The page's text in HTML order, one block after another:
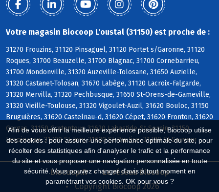
Afin de vous offrir la meilleure expérience possible, Biocoop utilise
des cookies : pour assurer une performance optimale du site, pour
récolter des statistiques afin d'analyser le trafic et la performance
du site et vous proposer une navigation personnalisée en toute
sécurité. Vous pouvez changer d'avis à tout moment en
paramétrant vos cookies. OK pour vous ?
Votre magasin Biocoop L'oustal (31150) est proche de :
31270 Frouzins, 31120 Pinsaguel, 31120 Portet s/Garonne, 31120
Roques, 31700 Beauzelle, 31700 Blagnac, 31700 Cornebarrieu,
31700 Mondonville, 31320 Auzeville-Tolosane, 31650 Auzielle,
31320 Castanet-Tolosan, 31670 Labège, 31120 Lacroix-Falgarde,
31320 Mervilla, 31320 Pechbusque, 31650 St-Orens-de-Gameville,
31320 Vieille-Toulouse, 31320 Vigoulet-Auzil, 31620 Bouloc, 31150
Bruguières, 31620 Castelnau-d, 31620 Cépet, 31620 Fronton, 31620
Gargas, 31150 Gratentour, 31620 Labastide-St-Sernin, 31150
Lespinasse, 31790 St-Jory, 31620 St-Rustice, 31790 St-Sauveur
Biocoop.fr
Le réseau Biocoop
Copyright Biocoop 2026